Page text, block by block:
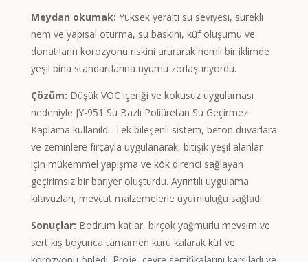
Meydan okumak: Yüksek yeraltı su seviyesi, sürekli
nem ve yapısal oturma, su baskını, küf oluşumu ve
donatıların korozyonu riskini artırarak nemli bir iklimde
yeşil bina standartlarına uyumu zorlaştırıyordu.
Çözüm: Düşük VOC içeriği ve kokusuz uygulaması
nedeniyle JY-951 Su Bazlı Poliüretan Su Geçirmez
Kaplama kullanıldı. Tek bileşenli sistem, beton duvarlara
ve zeminlere fırçayla uygulanarak, bitişik yeşil alanlar
için mükemmel yapışma ve kök direnci sağlayan
geçirimsiz bir bariyer oluşturdu. Ayrıntılı uygulama
kılavuzları, mevcut malzemelerle uyumluluğu sağladı.
Sonuçlar: Bodrum katlar, birçok yağmurlu mevsim ve
sert kış boyunca tamamen kuru kalarak küf ve
Icelandic
Panjabi
Swedish
Chinese
Spanish (Argentina)
Norwegian
Bengali
Vietnamese